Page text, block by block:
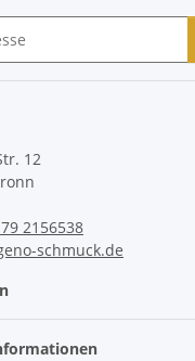
12
2156538
schmuck.de